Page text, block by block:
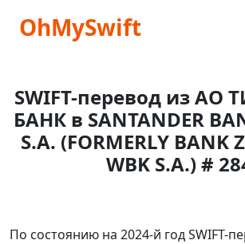
OhMySwift
SWIFT-перевод из
БАНК в SANTANDER
S.A. (FORMERLY BANK
WBK S.A.) #
По состоянию на 2024-й год SWIFT-